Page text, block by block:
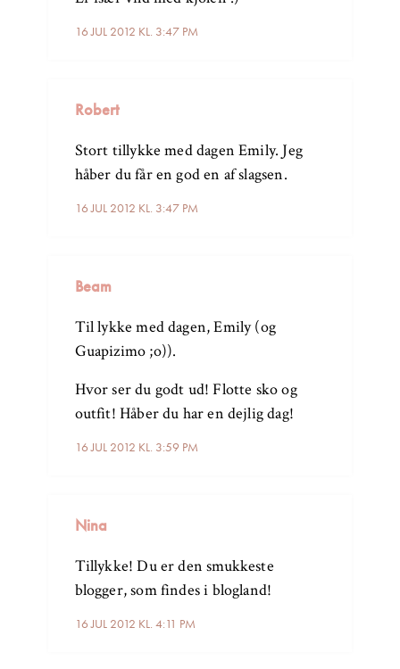
16 JUL 2012 KL. 3:47 PM
Robert
16 JUL 2012 KL. 3:47 PM
Stort tillykke med dagen Emily. Jeg
håber du får en god en af slagsen.
Beam
16 JUL 2012 KL. 3:59 PM
Til lykke med dagen, Emily (og
Guapizimo ;o)).
Hvor ser du godt ud! Flotte sko og
outfit! Håber du har en dejlig dag!
Nina
16 JUL 2012 KL. 4:11 PM
Tillykke! Du er den smukkeste
blogger, som findes i blogland!